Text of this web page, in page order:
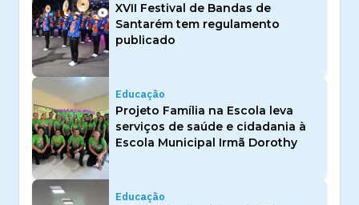
XVII Festival de Bandas de
Santarém tem regulamento
publicado
Educação
Projeto Família na Escola leva
serviços de saúde e cidadania à
Escola Municipal Irmã Dorothy
Educação